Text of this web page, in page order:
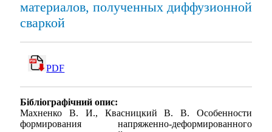
материалов, полученных диффузионной
сваркой
PDF
Бібліографічний опис:
Махненко В. И., Квасницкий В. В. Особенности
формирования напряженно-деформированного